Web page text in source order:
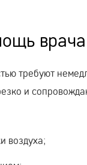
врача
требуют
и
воздуха;